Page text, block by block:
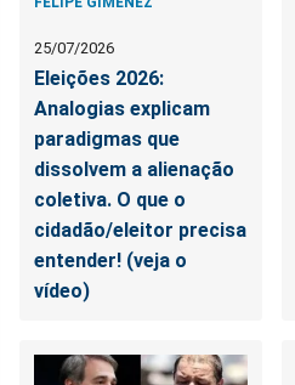
25/07/2026
Eleições 2026:
Analogias explicam
paradigmas que
dissolvem a alienação
coletiva. O que o
cidadão/eleitor precisa
entender! (veja o
vídeo)